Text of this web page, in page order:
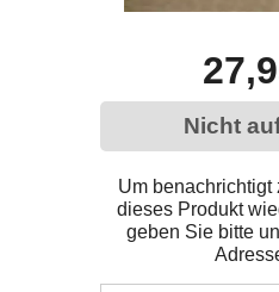
Nicht
Um benachrichtigt
dieses Produkt
geben Sie bitte